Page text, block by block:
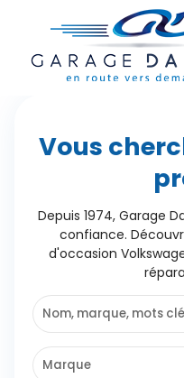
Vous
Depuis 1974, Garage
confiance.
d'occasion